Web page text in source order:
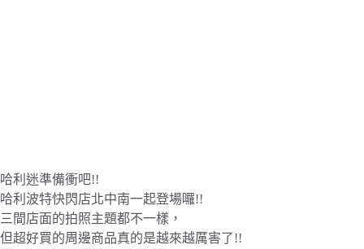
哈利迷準備衝吧!!
哈利波特快閃店北中南一起登場囉!!
三間店面的拍照主題都不一樣，
但超好買的周邊商品真的是越來越厲害了!!